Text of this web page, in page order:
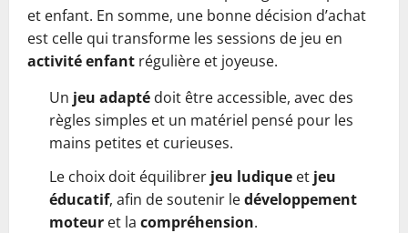
et enfant. En somme, une bonne décision d’achat
est celle qui transforme les sessions de jeu en
activité enfant régulière et joyeuse.
Un jeu adapté doit être accessible, avec des
règles simples et un matériel pensé pour les
mains petites et curieuses.
Le choix doit équilibrer jeu ludique et jeu
éducatif, afin de soutenir ledéveloppement
moteur et la compréhension.